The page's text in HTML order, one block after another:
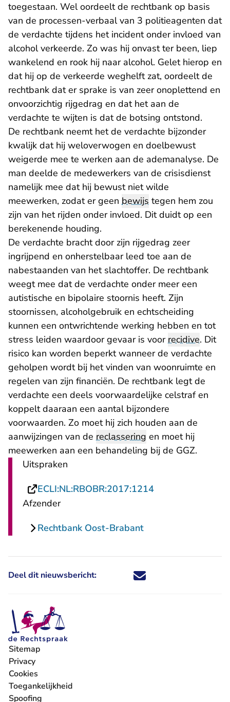
toegestaan. Wel oordeelt de rechtbank op basis
van de processen-verbaal van 3 politieagenten dat
de verdachte tijdens het incident onder invloed van
alcohol verkeerde. Zo was hij onvast ter been, liep
wankelend en rook hij naar alcohol. Gelet hierop en
dat hij op de verkeerde weghelft zat, oordeelt de
rechtbank dat er sprake is van zeer onoplettend en
onvoorzichtig rijgedrag en dat het aan de
verdachte te wijten is dat de botsing ontstond.
De rechtbank neemt het de verdachte bijzonder
kwalijk dat hij weloverwogen en doelbewust
weigerde mee te werken aan de ademanalyse. De
man deelde de medewerkers van de crisisdienst
namelijk mee dat hij bewust niet wilde
meewerken, zodat er geen bewijs tegen hem zou
zijn van het rijden onder invloed. Dit duidt op een
berekenende houding.
De verdachte bracht door zijn rijgedrag zeer
ingrijpend en onherstelbaar leed toe aan de
nabestaanden van het slachtoffer. De rechtbank
weegt mee dat de verdachte onder meer een
autistische en bipolaire stoornis heeft. Zijn
stoornissen, alcoholgebruik en echtscheiding
kunnen een ontwrichtende werking hebben en tot
stress leiden waardoor gevaar is voorrecidive. Dit
risico kan worden beperkt wanneer de verdachte
geholpen wordt bij het vinden van woonruimte en
regelen van zijn financiën. De rechtbank legt de
verdachte een deels voorwaardelijke celstraf en
koppelt daaraan een aantal bijzondere
voorwaarden. Zo moet hij zich houden aan de
aanwijzingen van de reclassering en moet hij
meewerken aan een behandeling bij de GGZ.
Uitspraken
ECLI:NL:RBOBR:2017:1214- U verlaat
Afzender
Rechtbank Oost-Brabant
Deel dit nieuwsbericht: Deel dit nieuwsbericht via X -
Deel dit nieuwsbericht via
Deel dit nieuwsbericht
Deel dit
Sitemap
Privacy
Cookies
Toegankelijkheid
Spoofing